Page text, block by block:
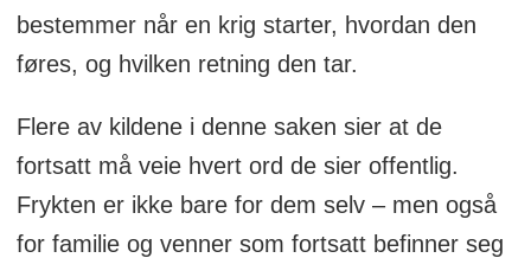
bestemmer når en krig starter, hvordan den
føres, og hvilken retning den tar.
Flere av kildene i denne saken sier at de
fortsatt må veie hvert ord de sier offentlig.
Frykten er ikke bare for dem selv – men også
for familie og venner som fortsatt befinner seg